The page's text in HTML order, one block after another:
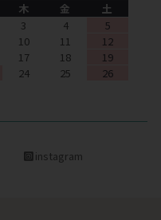
木 金
土
3 4
5
10 11
12
17 18
19
24 25
26
instagram